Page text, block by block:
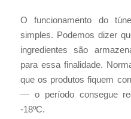
O funcionamento do
simples. Podemos dizer
ingredientes são
para essa finalidade.
que os produtos fiquem
— o período consegue
-18ºC.